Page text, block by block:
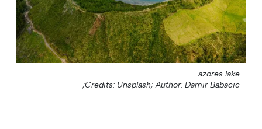
azores lake
Credits: Unsplash; Author: Damir Babacic;